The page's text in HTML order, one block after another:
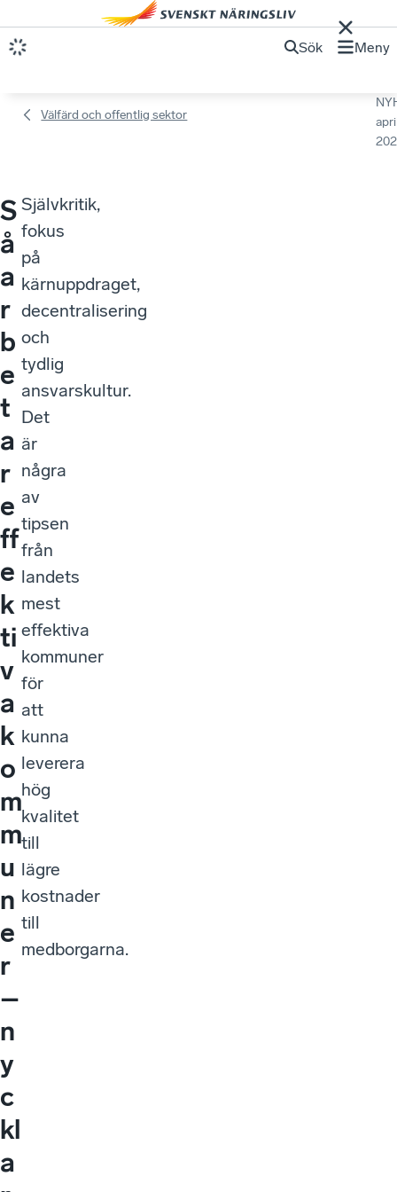
Sök Meny
Välfärd och offentlig sektor
S
å
a
r
b
e
t
a
r
e
ff
e
k
ti
v
a
k
o
m
m
u
n
e
r
–
n
y
c
kl
a
Självkritik,
fokus
på
kärnuppdraget,
decentralisering
och
tydlig
ansvarskultur.
Det
är
några
av
tipsen
från
landets
mest
effektiva
kommuner
för
att
kunna
leverera
hög
kvalitet
till
lägre
kostnader
till
medborgarna.